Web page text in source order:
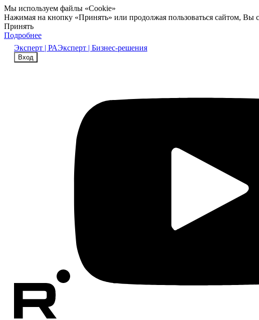
Мы используем файлы «Cookie»
Нажимая на кнопку «Принять» или продолжая пользоваться сайтом, Вы
Принять
Подробнее
Эксперт | РАЭксперт | Бизнес-решения
Вход